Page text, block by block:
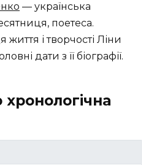
— українська
поетеса.
і творчості Ліни
дати з її біографії.